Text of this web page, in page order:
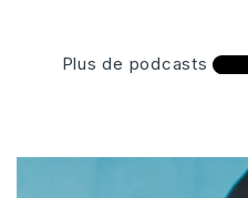
Plus de podcasts